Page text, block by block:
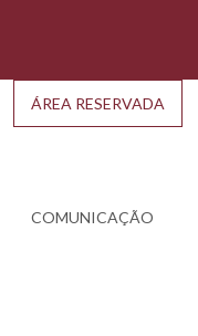
COMUNICAÇÃO
ÁREA RESERVADA